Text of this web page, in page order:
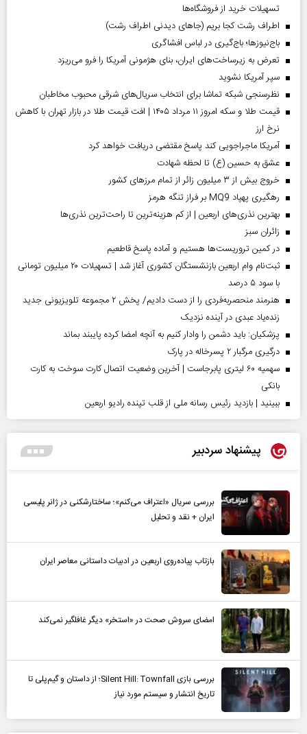
تسهیلات خرید از فروشگاه‌ها
اطراف رشت کجا بریم (جاهای دیدنی اطراف رشت)
باج‌نیوزها؛ باج‌گیری در لباس افشاگری
تعرض به زیرساخت‌های ایران، بنای هژمونی آمریکا را فرو می‌ریزد
سپر آمریکا نشوید
نظرسنجی شبکه تماشا برای انتخاب سریال‌های شرقی محبوب مخاطبان
قیمت طلا و سکه امروز ۱۱ مرداد ۱۴۰۵ | افت قیمت طلا در بازار تهران با کاهش
نرخ ارز
آمریکا ماجراجویی کند پاسخ مقتضی دریافت خواهد کرد
عشق به حسین (ع) تا لحظه شهادت
خروج بیش از ۳ میلیون زائر از تمام مرز‌های کشور
رهگیری پهپاد MQ9 بر فراز تنگه هرمز
بهترین نذری‌های اربعین | از کم هزینه‌ترین تا راحت‌ترین نذری‌ها
‌زائران سبز
در کمین تروریست‌ها هستیم و آماده پاسخ قاطعیم
ثبت‌نام وام اربعین بازنشستگان کشوری آغاز شد | تسهیلات ۲۰ میلیون تومانی
با سود ۵ درصد
هنرمند منحصر‌به‌فردی را از دست دادیم/ پخش ۲ مجموعه تلویزیونی جدید
زنده‌یاد عبدی در آینده نزدیک
پزشکیان: باید دشمن را وادار کنیم به آنچه امضا کرده پایبند بماند
درگیری مرگبار ۲ پسرخاله در پارک
سهمیه ۶۰ لیتری پابرجاست | آخرین وضعیت اتصال کارت سوخت به کارت
بانکی
ببینید | بازدید رئیس رسانه ملی از قلب تپنده رادیو اربعین
پیشنهاد سردبیر
بررسی سریال «اعتراف می‌کنم»؛ ساختارشکنی در ژانر پلیسی
ایران + نقد و تحلیل
بازتاب پیاده‌روی اربعین در ادبیات داستانی معاصر ایران
امضای سروش صحت در «استخر» دیگر غافلگیر نمی‌کند
بررسی بازی Silent Hill: Townfall؛ از داستان و گیم‌پلی تا
تاریخ انتشار و سیستم مورد نیاز